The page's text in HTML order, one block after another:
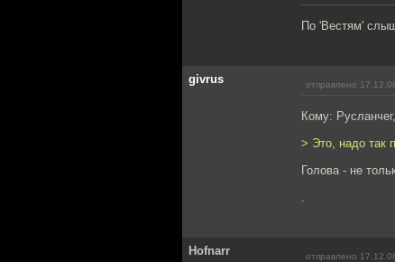
По 'Вестям'
givrus отправлено
Кому: Русланчег,
> Это, надо так
Голова - не
.
Hofnarr отправлено